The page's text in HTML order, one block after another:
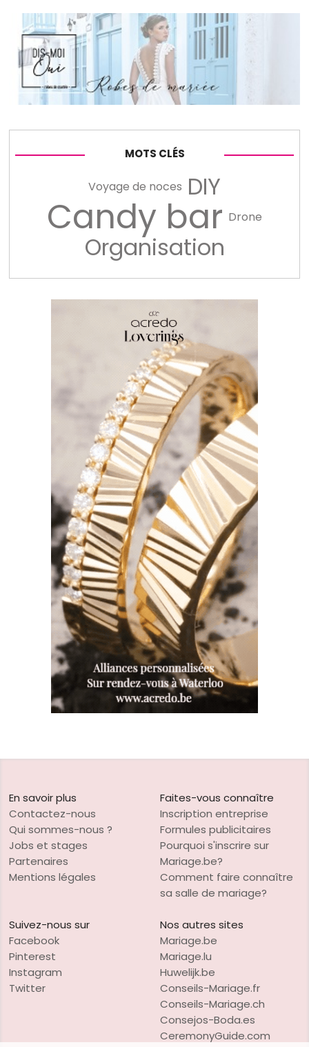
MOTS CLÉS
Voyage de noces DIY
Candy bar Drone
Organisation
En savoir plus
Contactez-nous
Qui sommes-nous ?
Jobs et stages
Partenaires
Mentions légales
Faites-vous connaître
Inscription entreprise
Formules publicitaires
Pourquoi s'inscrire sur
Mariage.be?
Comment faire connaître
sa salle de mariage?
Suivez-nous sur
Facebook
Pinterest
Instagram
Twitter
Nos autres sites
Mariage.be
Mariage.lu
Huwelijk.be
Conseils-Mariage.fr
Conseils-Mariage.ch
Consejos-Boda.es
CeremonyGuide.com